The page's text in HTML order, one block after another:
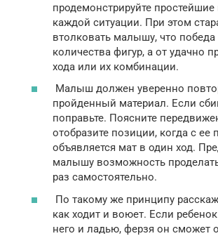
продемонстрируйте
каждой ситуации. При этом
втолковать малышу, что победа
количества фигур, а от удачно
хода или их комбинации.
Малыш должен уверенно
пройденный материал. Если
поправьте. Поясните
отобразите позиции, когда с
объявляется мат в один ход.
малышу возможность
раз самостоятельно.
По такому же принципу
как ходит и воюет. Если
него и ладью, ферзя он сможет